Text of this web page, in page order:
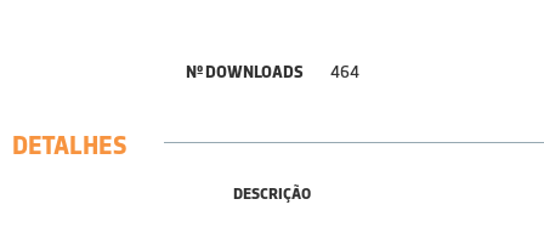
Nº DOWNLOADS 464
DETALHES
DESCRIÇÃO